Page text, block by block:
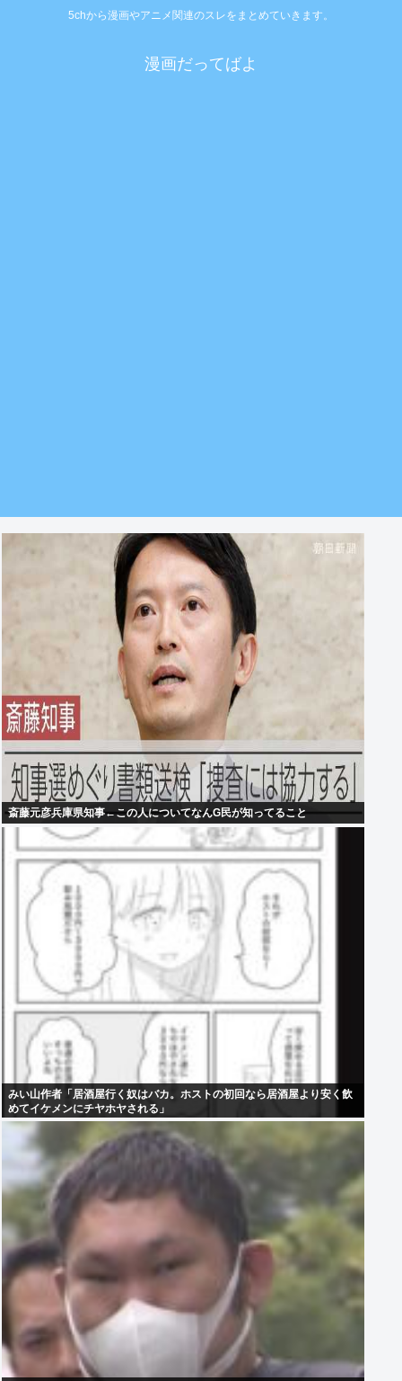
5chから漫画やアニメ関連のスレをまとめていきます。
漫画だってばよ
斎藤元彦兵庫県知事←この人についてなんG民が知ってること
みい山作者「居酒屋行く奴はバカ。ホストの初回なら居酒屋より安く飲
めてイケメンにチヤホヤされる」